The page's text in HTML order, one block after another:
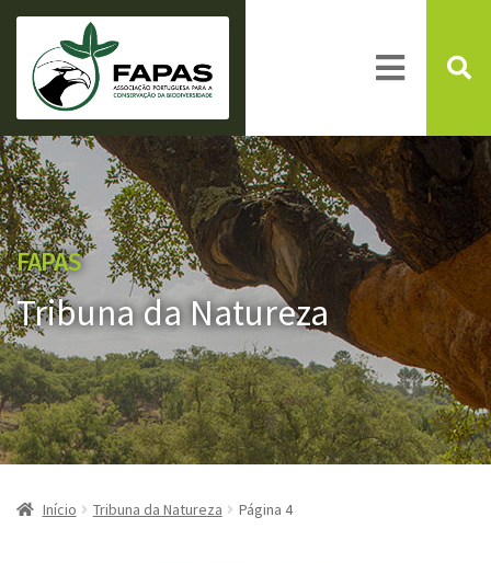
FAPAS
Tribuna da Natureza
Início Tribuna da Natureza Página 4